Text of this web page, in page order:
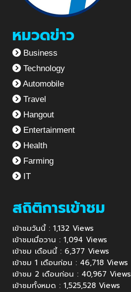
หมวดข่าว
Business
Technology
Automobile
Travel
Hangout
Entertainment
Health
Farming
IT
สถิติการเข้าชม
เข้าชมวันนี้ : 1,132 Views
เข้าชมเมื่อวาน : 1,094 Views
เข้าชม เดือนนี้ : 6,377 Views
เข้าชม 1 เดือนก่อน : 46,718 Views
เข้าชม 2 เดือนก่อน : 40,967 Views
เข้าชมทั้งหมด : 1,525,528 Views